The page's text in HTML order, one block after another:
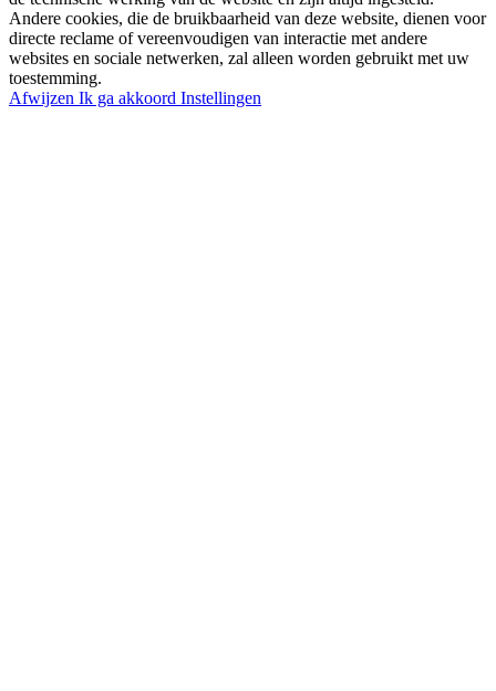
Andere cookies, die de bruikbaarheid van deze website, dienen voor
directe reclame of vereenvoudigen van interactie met andere
websites en sociale netwerken, zal alleen worden gebruikt met uw
toestemming.
Afwijzen Ik ga akkoord Instellingen